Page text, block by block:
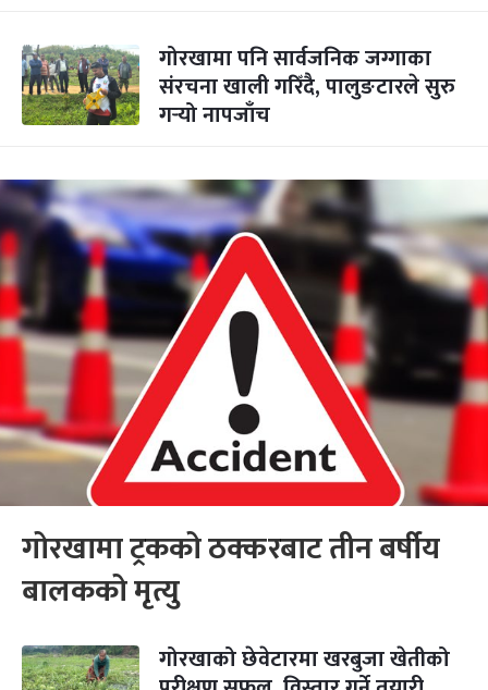
गोरखामा पनि सार्वजनिक जग्गाका
संरचना खाली गरिँदै, पालुङटारले सुरु
गर्‍यो नापजाँच
गोरखामा ट्रकको ठक्करबाट तीन बर्षीय
बालकको मृत्यु
गोरखाको छेवेटारमा खरबुजा खेतीको